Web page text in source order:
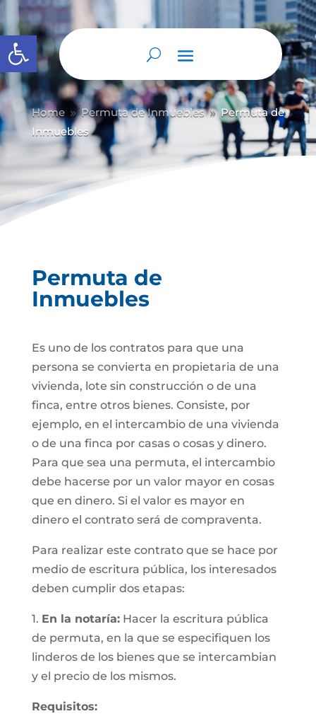
Abrir barra de herramientas
Home 9 Permuta de Inmuebles 9 Permuta de
Inmuebles
Permuta de
Inmuebles
Es uno de los contratos para que una
persona se convierta en propietaria de una
vivienda, lote sin construcción o de una
finca, entre otros bienes. Consiste, por
ejemplo, en el intercambio de una vivienda
o de una finca por casas o cosas y dinero.
Para que sea una permuta, el intercambio
debe hacerse por un valor mayor en cosas
que en dinero. Si el valor es mayor en
dinero el contrato será de compraventa.
Para realizar este contrato que se hace por
medio de escritura pública, los interesados
deben cumplir dos etapas:
1. En la notaría:Hacer la escritura pública
de permuta, en la que se especifiquen los
linderos de los bienes que se intercambian
y el precio de los mismos.
Requisitos: